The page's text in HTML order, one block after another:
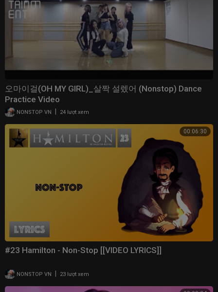
오마이걸(OH MY GIRL)_살짝 설렜어 (Nonstop) Dance
Practice Video
NONSTOP VN 24 lượt xem
00:06:30
#23 Hamilton - Non-Stop [[VIDEO LYRICS]]
NONSTOP VN 23 lượt xem